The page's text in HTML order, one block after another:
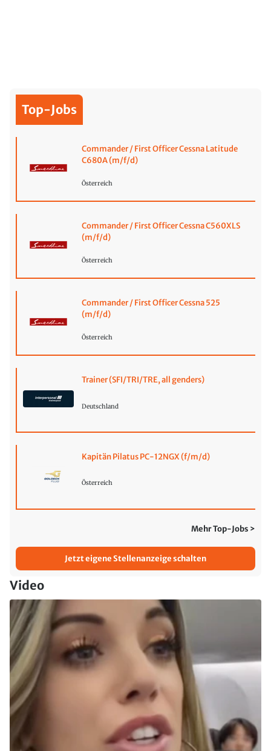
Top-Jobs
Commander / First Officer Cessna Latitude
C680A (m/f/d)
Österreich
Commander / First Officer Cessna C560XLS
(m/f/d)
Österreich
Commander / First Officer Cessna 525
(m/f/d)
Österreich
Trainer (SFI/TRI/TRE, all genders)
Deutschland
Kapitän Pilatus PC-12NGX (f/m/d)
Österreich
Mehr Top-Jobs >
Jetzt eigene Stellenanzeige schalten
Video